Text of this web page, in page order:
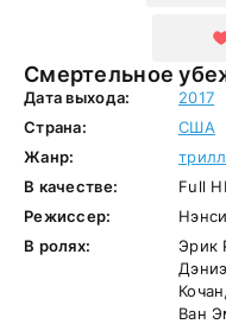
Дата выхода:
2017
Страна:
США
Жанр:
В качестве:
Full
Режиссер:
В ролях:
Эрик
Ван